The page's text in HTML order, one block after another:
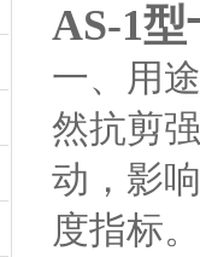
AS-1
一、用
然抗剪
动，影
度指标